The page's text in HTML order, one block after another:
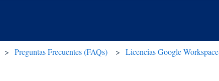
Preguntas Frecuentes (FAQs) Licencias Google Workspace